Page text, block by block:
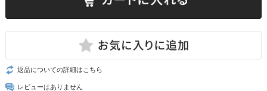
返品についての詳細はこちら
レビューはありません